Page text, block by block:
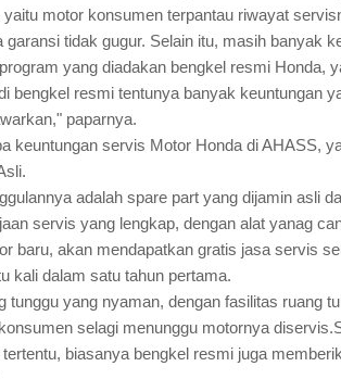
yaitu motor konsumen terpantau riwayat
garansi tidak gugur. Selain itu, masih banyak
yang diadakan bengkel resmi Honda,
bengkel resmi tentunya banyak keuntungan
paparnya.
keuntungan servis Motor Honda di AHASS,
adalah spare part yang dijamin asli
servis yang lengkap, dengan alat yanag
baru, akan mendapatkan gratis jasa servis
kali dalam satu tahun pertama.
tunggu yang nyaman, dengan fasilitas ruang
selagi menunggu motornya
biasanya bengkel resmi juga